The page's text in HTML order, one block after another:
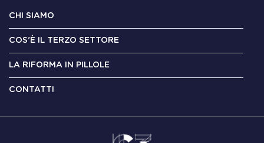
CHI SIAMO
COS'È IL TERZO SETTORE
LA RIFORMA IN PILLOLE
CONTATTI